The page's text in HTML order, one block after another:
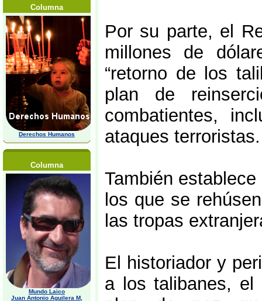
Columna
Derechos Humanos
Columna
Mundo Laico
Juan Antonio Aguilera M,
Por su parte, el
millones de
“retorno de los
plan de
combatientes,
ataques terroristas.
También
los que se
las tropas
El historiador y
a los talibanes,